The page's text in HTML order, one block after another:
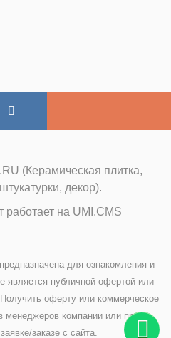
(Керамическая плитка,
декор).
на UMI.CMS
для ознакомления и
является публичной офертой или
оферту или коммерческое
менеджеров компании или при
заказе с сайта.